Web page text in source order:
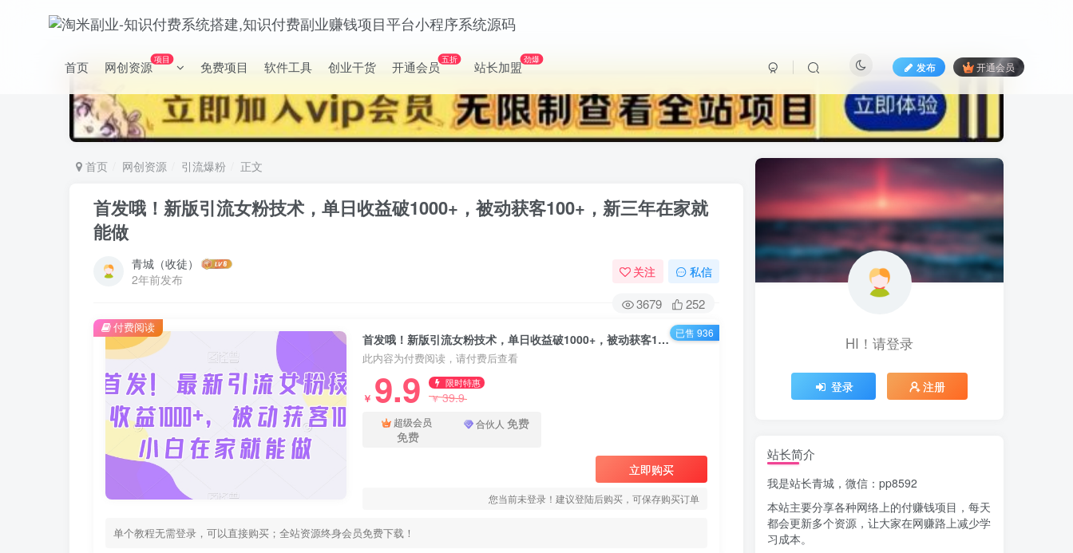
首页 网创资源项目 免费项目 软件工具 创业干货 开通会员五折 站长加盟劲爆
发布 开通会员
首页 网创资源 引流爆粉 正文
首发哦！新版引流女粉技术，单日收益破1000+，被动获客100+，新三年在家就
能做
青城（收徒）
2年前发布
关注 私信
3679 252
首发哦！新版引流女粉技术，单日收益破1000+，被动获客100+，新三年在家就能做
此内容为付费阅读，请付费后查看
￥ 9.9 限时特惠
￥39.9
超级会员
免费
合伙人 免费
立即购买
您当前未登录！建议登陆后购买，可保存购买订单
单个教程无需登录，可以直接购买；全站资源终身会员免费下载！
付费阅读 已售 936
标签云
(1)黑科技 黑神话
鱼塘起号(1) 魔兽亚服(0) 魔兽(1)
骚气语音包
餐饮门店(1) 餐饮人(1) 餐饮(3)
(1) 风水教程(0) 风水(1)
风光摄影(1) 音乐号 音乐人项目(0)
音乐U盘(1) 韩国动漫(1)
HI！请登录
登录 注册
站长简介
我是站长青城，微信：pp8592
本站主要分享各种网络上的付赚钱项目，每天
都会更新多个资源，让大家在网赚路上减少学
习成本。